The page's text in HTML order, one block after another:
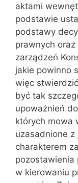
aktami
podstawie
podstawy
prawnych
zarządzeń
jakie powinno
więc
być tak
upoważnień
których mowa
uzasadnio‌ne
charakterem
pozostawienia
w kierowaniu